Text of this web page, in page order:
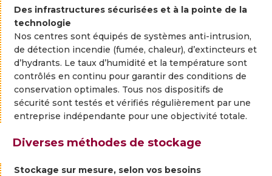
Des infrastructures sécurisées et à la pointe de la
technologie
Nos centres sont équipés de systèmes anti-intrusion,
de détection incendie (fumée, chaleur), d’extincteurs et
d’hydrants. Le taux d’humidité et la température sont
contrôlés en continu pour garantir des conditions de
conservation optimales. Tous nos dispositifs de
sécurité sont testés et vérifiés régulièrement par une
entreprise indépendante pour une objectivité totale.
Diverses méthodes de stockage
Stockage sur mesure, selon vos besoins